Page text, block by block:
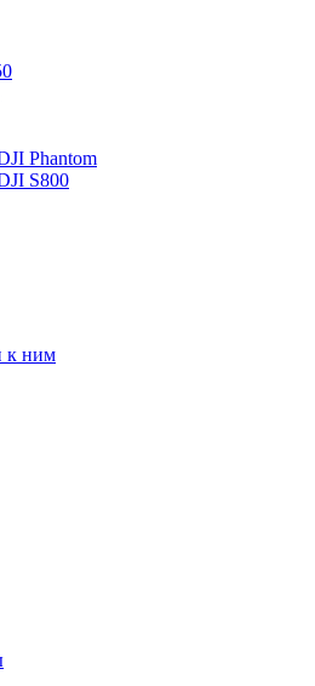
Phantom
S800
к ним